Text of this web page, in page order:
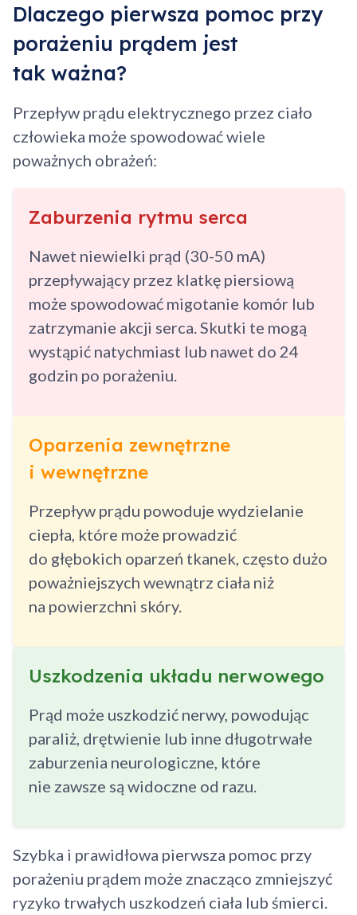
Dlaczego pierwsza pomoc przy
porażeniu prądem jest
tak ważna?
Przepływ prądu elektrycznego przez ciało
człowieka może spowodować wiele
poważnych obrażeń:
Zaburzenia rytmu serca
Nawet niewielki prąd (30-50 mA)
przepływający przez klatkę piersiową
może spowodować migotanie komór lub
zatrzymanie akcji serca. Skutki te mogą
wystąpić natychmiast lub nawet do 24
godzin po porażeniu.
Oparzenia zewnętrzne
i wewnętrzne
Przepływ prądu powoduje wydzielanie
ciepła, które może prowadzić
do głębokich oparzeń tkanek, często dużo
poważniejszych wewnątrz ciała niż
na powierzchni skóry.
Uszkodzenia układu nerwowego
Prąd może uszkodzić nerwy, powodując
paraliż, drętwienie lub inne długotrwałe
zaburzenia neurologiczne, które
nie zawsze są widoczne od razu.
Szybka i prawidłowa pierwsza pomoc przy
porażeniu prądem może znacząco zmniejszyć
ryzyko trwałych uszkodzeń ciała lub śmierci.